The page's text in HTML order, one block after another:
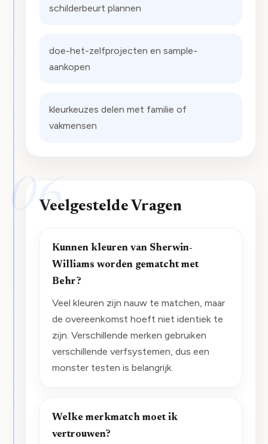
schilderbeurt plannen
doe-het-zelfprojecten en sample-
aankopen
kleurkeuzes delen met familie of
vakmensen
06
Veelgestelde Vragen
Kunnen kleuren van Sherwin-
Williams worden gematcht met
Behr?
Veel kleuren zijn nauw te matchen, maar
de overeenkomst hoeft niet identiek te
zijn. Verschillende merken gebruiken
verschillende verfsystemen, dus een
monster testen is belangrijk.
Welke merkmatch moet ik
vertrouwen?